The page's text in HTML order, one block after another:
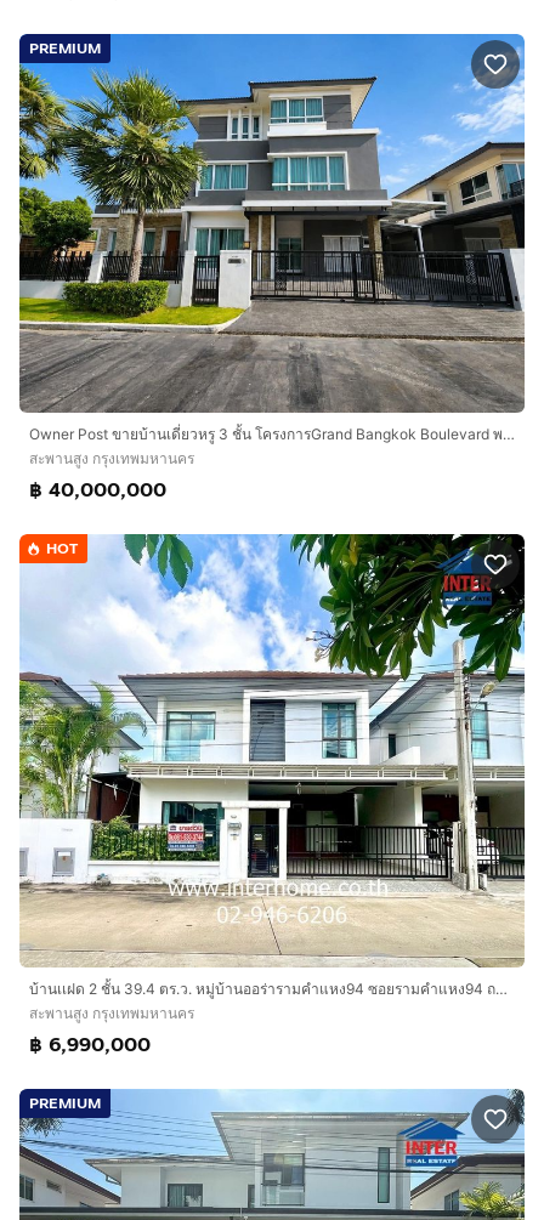
PREMIUM
Owner Post ขายบ้านเดี่ยวหรู 3 ชั้น โครงการGrand Bangkok Boulevard พระราม 9 - ศรีนครินทร์ ( กรุงเทพกรีฑา ) ใกล้โรงเรียนนานาชาติเวลลิงตัน
สะพานสูง กรุงเทพมหานคร
฿ 40,000,000
HOT
บ้านเเฝด 2 ชั้น 39.4 ตร.ว. หมู่บ้านออร่ารามคำแหง94 ซอยรามคำแหง94 ถนนรามคำแหง ถนนกาญจนาภิเษก เขตสะพานสูง กรุงเทพมหานคร
สะพานสูง กรุงเทพมหานคร
฿ 6,990,000
PREMIUM